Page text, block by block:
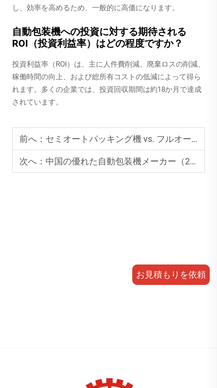
し、効率を高めるため、一般的に高価になります。
自動包装機への投資に対する期待される
ROI（投資利益率）はどの程度ですか？
投資利益率（ROI）は、主に人件費削減、廃棄ロスの削減、
稼働時間の向上、および総所有コストの低減によって得ら
れます。多くの企業では、投資回収期間は約18か月で達成
されています。
前へ： セミオートパッキング機 vs. フルオートパッキング機：どちらを購入すべきか？
次へ： 中国の優れた自動包装機メーカー（2025年版）
お見積もりを依頼